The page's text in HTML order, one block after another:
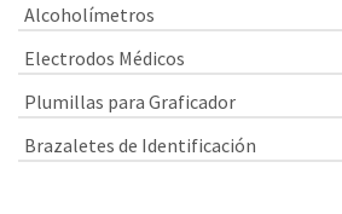
Alcoholímetros
Electrodos Médicos
Plumillas para Graficador
Brazaletes de Identificación